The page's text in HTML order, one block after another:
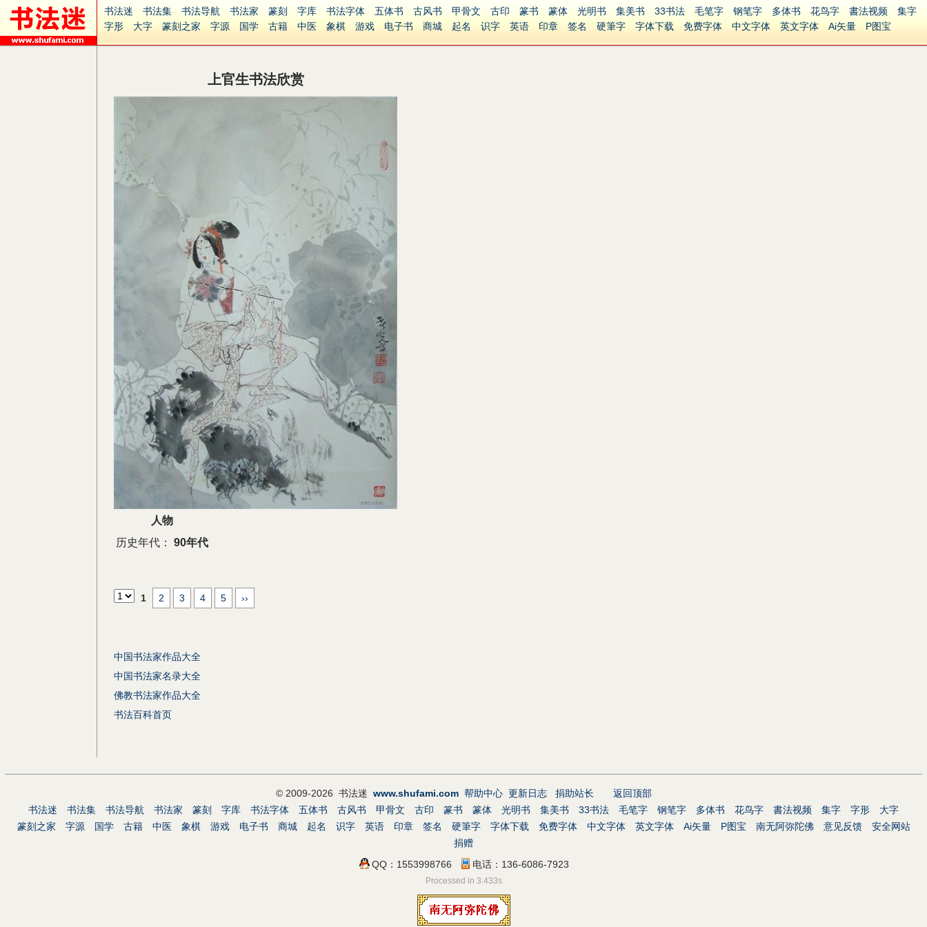
书法迷 书法集 书法导航 书法家 篆刻 字库 书法字体 五体书 古风书 甲骨文 古印 篆书 篆体 光明书 集美书 33书法 毛笔字 钢笔字 多体书 花鸟字 書法视频
集字
字形
大字 篆刻之家 字源 国学 古籍 中医 象棋 游戏 电子书 商城 起名 识字 英语 印章 签名 硬筆字 字体下载 免费字体 中文字体 英文字体 Ai矢量
P图宝
上官生书法欣赏
人物
历史年代：
90年代
1 2 3 4 5 ››
中国书法家作品大全
中国书法家名录大全
佛教书法家作品大全
书法百科首页
© 2009-2026 书法迷 www.shufami.com 帮助中心 更新日志 捐助站长
返回顶部
书法迷
书法集 书法导航 书法家 篆刻 字库 书法字体 五体书 古风书 甲骨文 古印 篆书 篆体 光明书 集美书 33书法 毛笔字 钢笔字 多体书 花鸟字 書法视频 集字 字形
大字
篆刻之家
字源 国学 古籍 中医 象棋 游戏 电子书 商城 起名 识字 英语 印章 签名 硬筆字 字体下载 免费字体 中文字体 英文字体 Ai矢量 P图宝 南无阿弥陀佛 意见反馈
安全网站
捐赠
QQ：1553998766
电话：136-6086-7923
Processed in 3.433s